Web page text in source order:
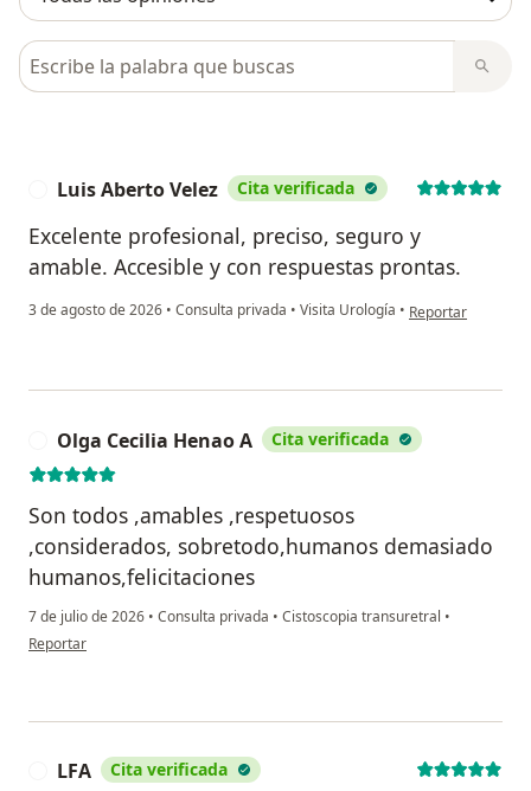
Busca en opiniones
Luis Aberto Velez Cita verificada
Excelente profesional, preciso, seguro y
amable. Accesible y con respuestas prontas.
3 de agosto de 2026 • Consulta privada • Visita Urología • en opinión del
Reportar
Olga Cecilia Henao A Cita verificada
Son todos ,amables ,respetuosos
,considerados, sobretodo,humanos demasiado
humanos,felicitaciones
7 de julio de 2026 • Consulta privada • Cistoscopia transuretral •
en opinión del usuario Olga Cecilia Henao A
Reportar
LFA Cita verificada